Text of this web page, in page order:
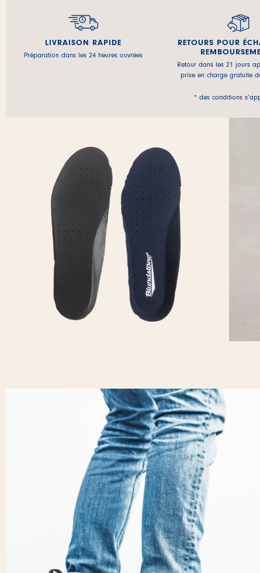
LIVRAISON RAPIDE
Préparation dans les 24 heures ouvrées
RETOURS POUR
Retour dans les 21 jours
prise en charge gratuite
* des conditions